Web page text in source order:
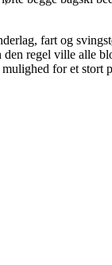
fart og
regel ville alle
for et stort